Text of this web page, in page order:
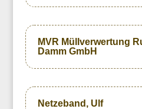
MVR Müllverwertung
Damm GmbH
Netzeband, Ulf